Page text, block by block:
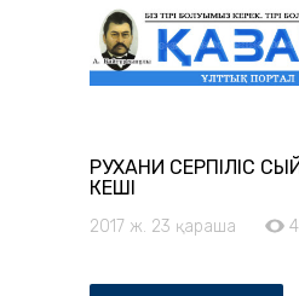
РУХАНИ СЕРПІЛІС
КЕШІ
2017 ж. 23 қараша